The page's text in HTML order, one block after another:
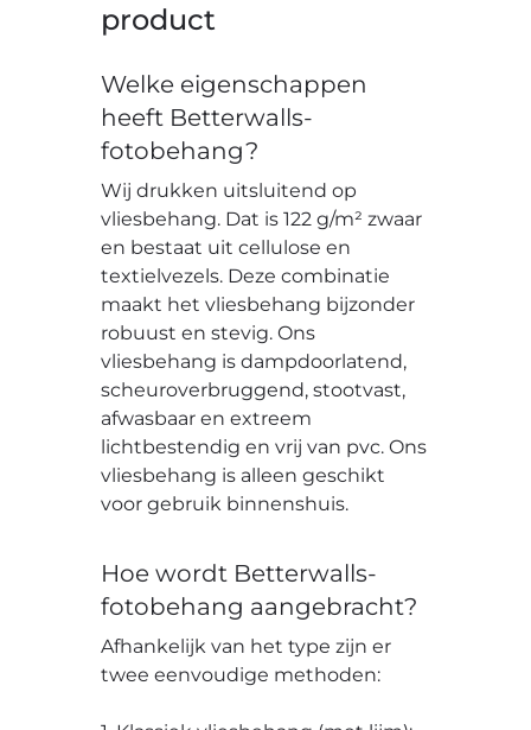
product
Welke eigenschappen
heeft Betterwalls-
fotobehang?
Wij drukken uitsluitend op
vliesbehang. Dat is 122 g/m² zwaar
en bestaat uit cellulose en
textielvezels. Deze combinatie
maakt het vliesbehang bijzonder
robuust en stevig. Ons
vliesbehang is dampdoorlatend,
scheuroverbruggend, stootvast,
afwasbaar en extreem
lichtbestendig en vrij van pvc. Ons
vliesbehang is alleen geschikt
voor gebruik binnenshuis.
Hoe wordt Betterwalls-
fotobehang aangebracht?
Afhankelijk van het type zijn er
twee eenvoudige methoden: